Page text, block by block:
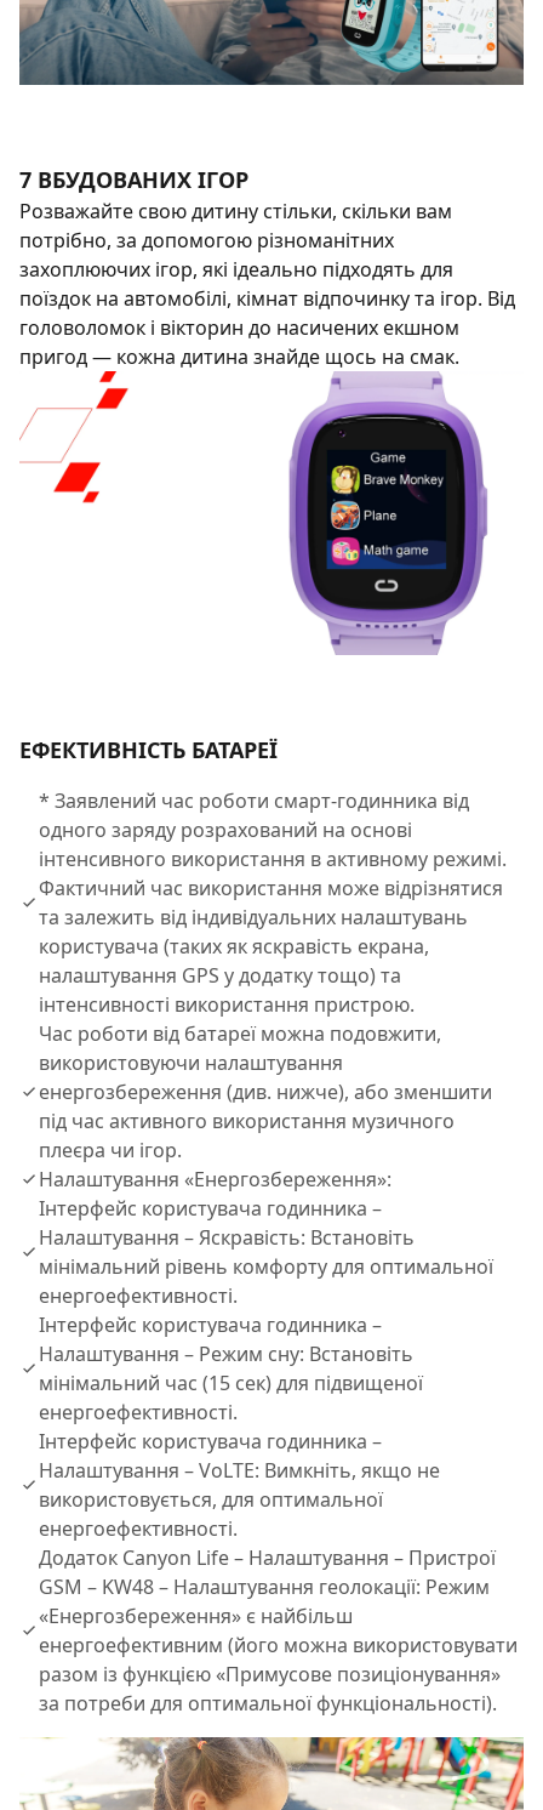
7 ВБУДОВАНИХ ІГОР
Розважайте свою дитину стільки, скільки вам
потрібно, за допомогою різноманітних
захоплюючих ігор, які ідеально підходять для
поїздок на автомобілі, кімнат відпочинку та ігор. Від
головоломок і вікторин до насичених екшном
пригод — кожна дитина знайде щось на смак.
ЕФЕКТИВНІСТЬ БАТАРЕЇ
* Заявлений час роботи смарт-годинника від
одного заряду розрахований на основі
інтенсивного використання в активному режимі.
Фактичний час використання може відрізнятися
та залежить від індивідуальних налаштувань
користувача (таких як яскравість екрана,
налаштування GPS у додатку тощо) та
інтенсивності використання пристрою.
Час роботи від батареї можна подовжити,
використовуючи налаштування
енергозбереження (див. нижче), або зменшити
під час активного використання музичного
плеєра чи ігор.
Налаштування «Енергозбереження»:
Інтерфейс користувача годинника –
Налаштування – Яскравість: Встановіть
мінімальний рівень комфорту для оптимальної
енергоефективності.
Інтерфейс користувача годинника –
Налаштування – Режим сну: Встановіть
мінімальний час (15 сек) для підвищеної
енергоефективності.
Інтерфейс користувача годинника –
Налаштування – VoLTE: Вимкніть, якщо не
використовується, для оптимальної
енергоефективності.
Додаток Canyon Life – Налаштування – Пристрої
GSM – KW48 – Налаштування геолокації: Режим
«Енергозбереження» є найбільш
енергоефективним (його можна використовувати
разом із функцією «Примусове позиціонування»
за потреби для оптимальної функціональності).